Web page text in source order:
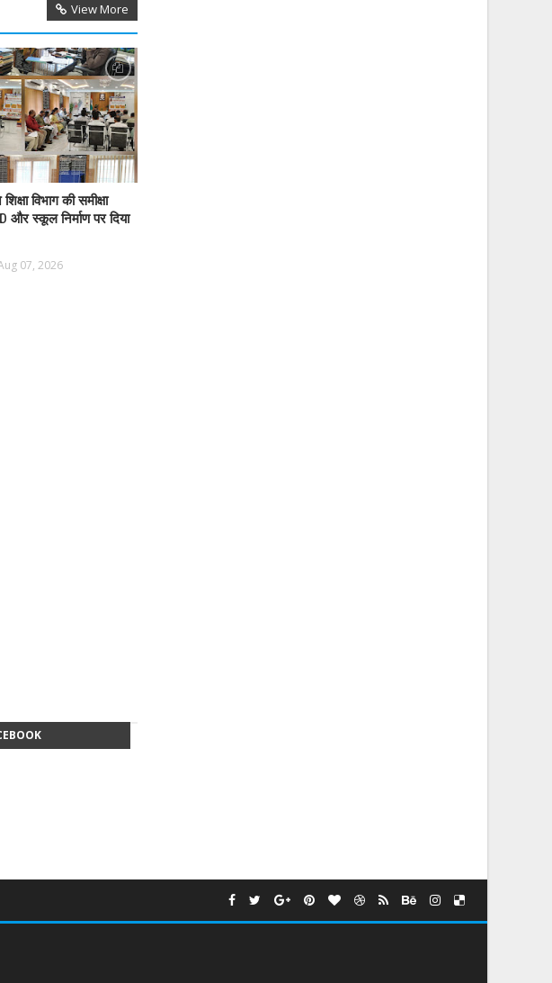
View More
विभाग की समीक्षा
और स्कूल निर्माण पर दिया
07, 2026